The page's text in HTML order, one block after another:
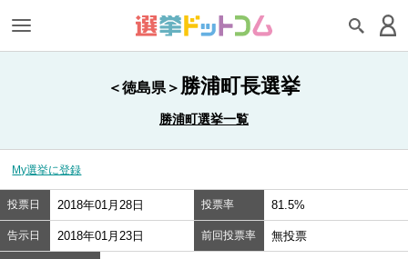
＜徳島県＞ 勝浦町長選挙
勝浦町選挙一覧
My選挙に登録
投票日 2018年01月28日 投票率 81.5%
告示日 2018年01月23日 前回投票率 無投票